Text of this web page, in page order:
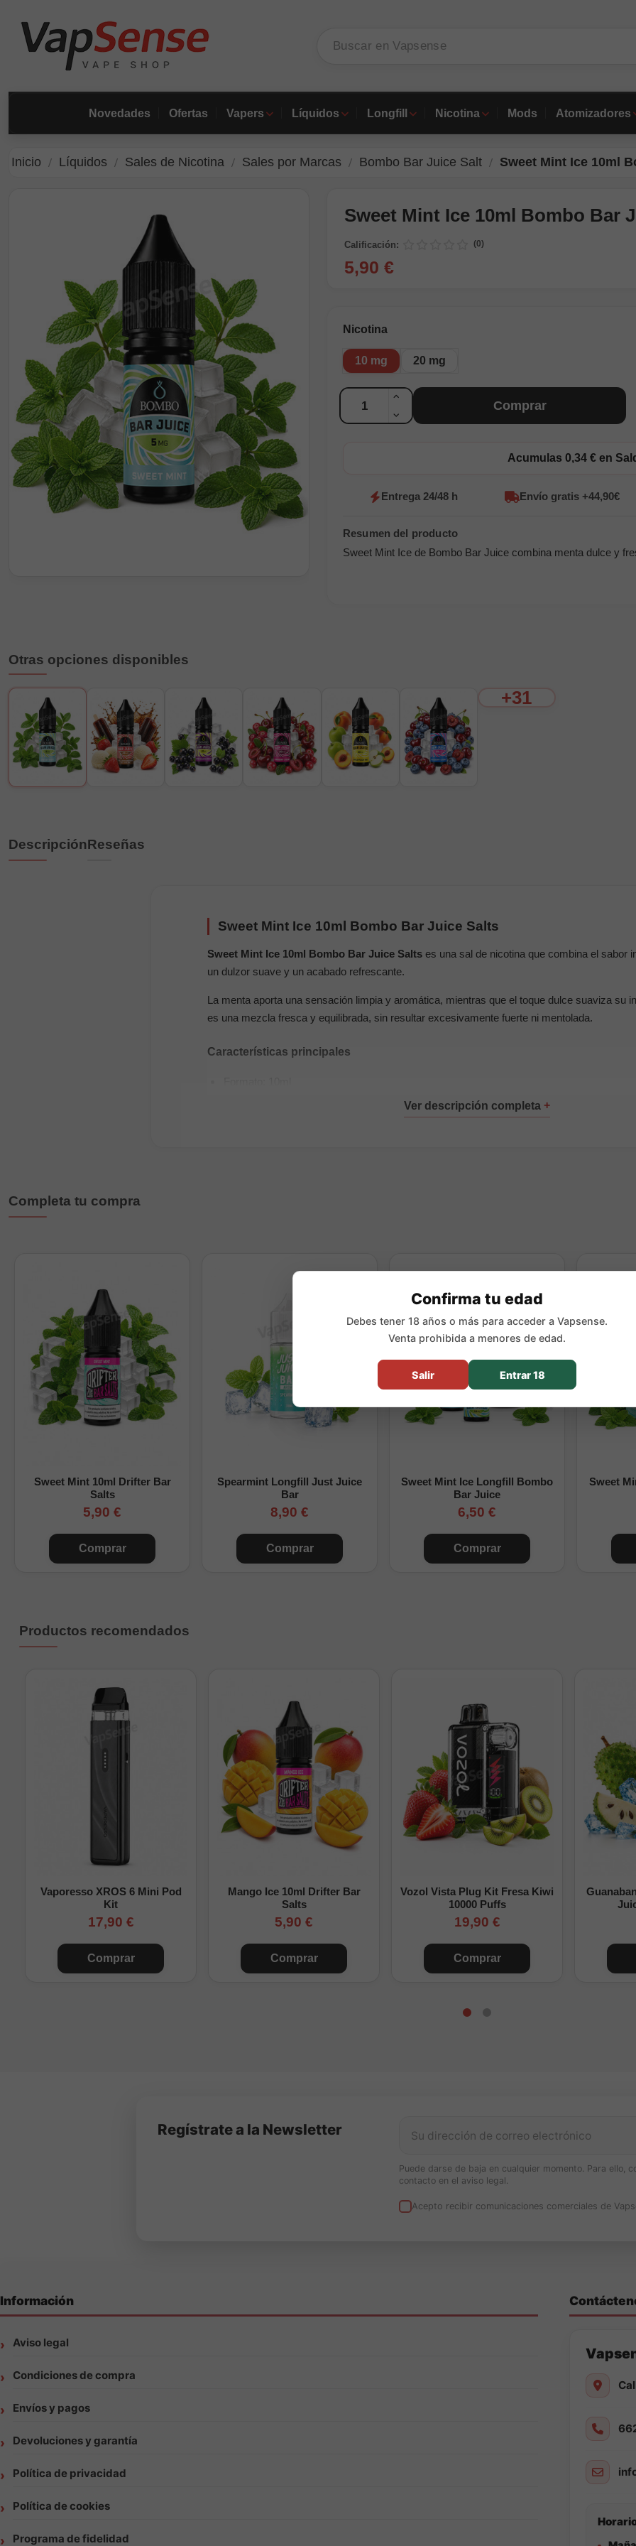
Novedades Ofertas Vapers Líquidos Longfill Nicotina Mods Atomizadores
Inicio Líquidos Sales de Nicotina Sales por Marcas Bombo Bar Juice Salt Sweet Mint Ice 10ml
Sweet Mint Ice 10ml Bombo Bar
Calificación: (0)
5,90 €
Nicotina
10 mg 20 mg
Cantidad
Comprar
Acumulas 0,34 € en
Entrega 24/48 h Envío gratis +44,90€
Sweet Mint Ice de Bombo Bar Juice combina menta dulce y
Otras opciones disponibles
+31
DescripciónReseñas
Sweet Mint Ice 10ml Bombo Bar Juice Salts
Sweet Mint Ice 10ml Bombo Bar Juice Salts es una sal de nicotina que combina el sabor
un dulzor suave y un acabado refrescante.
La menta aporta una sensación limpia y aromática, mientras que el toque dulce suaviza su
es una mezcla fresca y equilibrada, sin resultar excesivamente fuerte ni mentolada.
Características principales
Completa tu compra
Sweet Mint 10ml Drifter Bar
Salts
5,90 €
Comprar
Spearmint Longfill Just Juice
Bar
8,90 €
Comprar
Sweet Mint Ice Longfill Bombo
Bar Juice
6,50 €
Comprar
Sweet
Productos recomendados
Vaporesso XROS 6 Mini Pod
Kit
17,90 €
Comprar
Mango Ice 10ml Drifter Bar
Salts
5,90 €
Comprar
Vozol Vista Plug Kit Fresa Kiwi
10000 Puffs
19,90 €
Comprar
Regístrate a la Newsletter
Puede darse de baja en cualquier momento. Para ello,
contacto en el aviso legal.
Acepto recibir comunicaciones comerciales de
Información
Aviso legal
Condiciones de compra
Envíos y pagos
Devoluciones y garantía
Política de privacidad
Política de cookies
Programa de fidelidad
Confirma tu edad
Debes tener 18 años o más para acceder a Vapsense.
Venta prohibida a menores de edad.
Salir Entrar 18